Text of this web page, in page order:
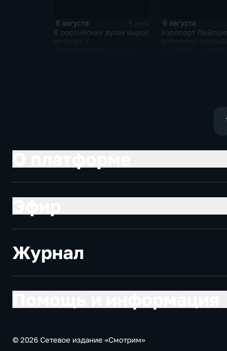
6 августа
В российских вузах вырос
6 августа
Аэропорт
Журнал
© 2026 Сетевое издание «Смотрим»